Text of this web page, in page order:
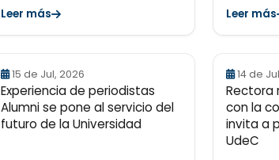
Leer más Leer más
15 de Jul, 2026
Experiencia de periodistas
Alumni se pone al servicio del
futuro de la Universidad
14 de
Rectora
con la
invita a
UdeC